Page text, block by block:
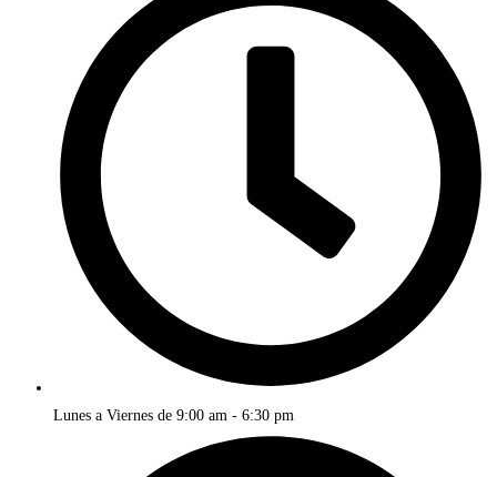
Lunes a Viernes de 9:00 am - 6:30 pm